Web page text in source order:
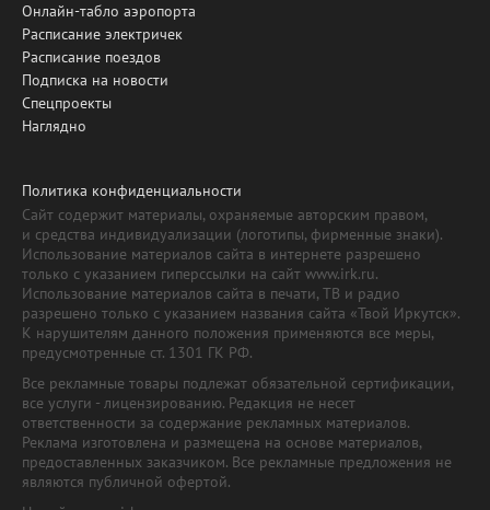
Онлайн-табло аэропорта
Расписание электричек
Расписание поездов
Подписка на новости
Спецпроекты
Наглядно
Политика конфиденциальности
Сайт содержит материалы, охраняемые авторским правом,
и средства индивидуализации (логотипы, фирменные знаки).
Использование материалов сайта в интернете разрешено
только с указанием гиперссылки на сайт www.irk.ru.
Использование материалов сайта в печати, ТВ и радио
разрешено только с указанием названия сайта «Твой Иркутск».
К нарушителям данного положения применяются все меры,
предусмотренные ст. 1301 ГК РФ.
Все рекламные товары подлежат обязательной сертификации,
все услуги - лицензированию. Редакция не несет
ответственности за содержание рекламных материалов.
Реклама изготовлена и размещена на основе материалов,
предоставленных заказчиком. Все рекламные предложения не
являются публичной офертой.